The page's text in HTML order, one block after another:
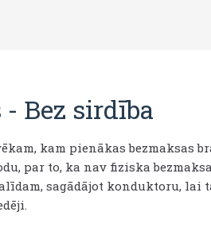
- Bez sirdība
kam pienākas bezmaksas
par to, ka nav fiziska
sagādājot konduktoru, lai